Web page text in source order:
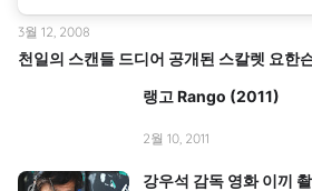
천일의 스캔들 드디어 공개된 스칼렛 요한
3월 12, 2008
랭고 Rango (2011)
2월 10, 2011
강우석 감독 영화 이끼